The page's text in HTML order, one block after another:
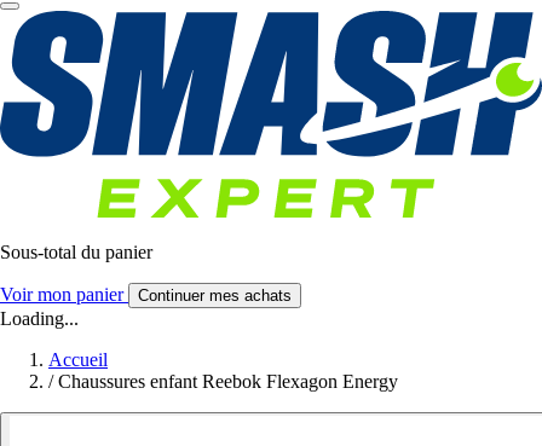
Sous-total du panier
Voir mon panier Continuer mes achats
Loading...
Accueil
/ Chaussures enfant Reebok Flexagon Energy